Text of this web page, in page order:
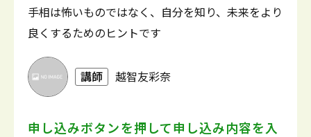
手相は怖いものではなく、自分を知り、未来をより
良くするためのヒントです
講師 越智友彩奈
申し込みボタンを押して申し込み内容を入